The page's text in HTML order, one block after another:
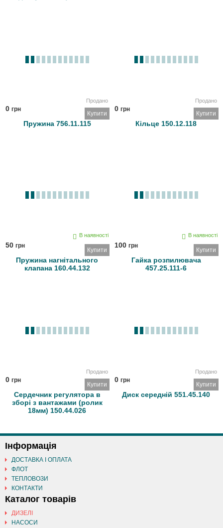
Продано
0 грн
Купити
Пружина 756.11.115
Продано
0 грн
Купити
Кільце 150.12.118
В наявності
50 грн
Купити
Пружина нагнітального
клапана 160.44.132
В наявності
100 грн
Купити
Гайка розпилювача
457.25.111-6
Продано
0 грн
Купити
Сердечник регулятора в
зборі з вантажами (ролик
18мм) 150.44.026
Продано
0 грн
Купити
Диск середній 551.45.140
Інформація
ДОСТАВКА І ОПЛАТА
ФЛОТ
ТЕПЛОВОЗИ
КОНТАКТИ
Каталог товарів
ДИЗЕЛІ
НАСОСИ